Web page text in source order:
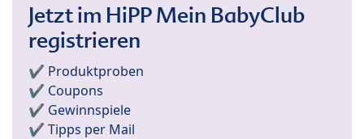
Jetzt im HiPP Mein BabyClub
registrieren
✔️ Produktproben
✔️ Coupons
✔️ Gewinnspiele
✔️ Tipps per Mail